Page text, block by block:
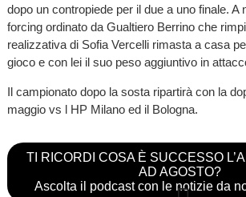
dopo un contropiede per il due a uno finale. A
forcing ordinato da Gualtiero Berrino che
realizzativa di Sofia Vercelli rimasta a casa
gioco e con lei il suo peso aggiuntivo in
Il campionato dopo la sosta ripartirà con la
maggio vs l HP Milano ed il Bologna.
TI RICORDI COSA È SUCCESSO
AD AGOSTO?
Ascolta il podcast con le notizie da